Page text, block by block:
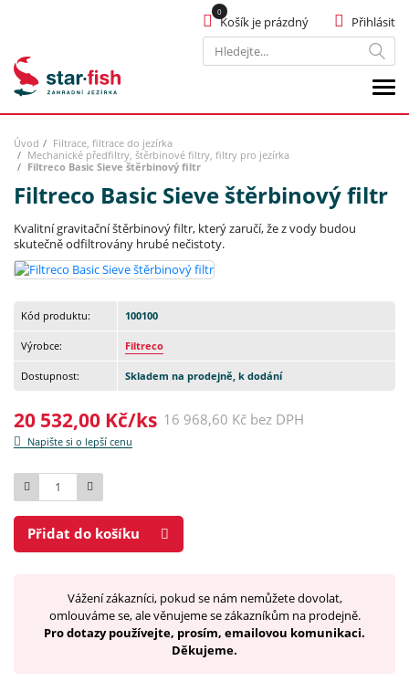
Hledat
Přihlásit
Košík je prázdný
Úvod
Filtrace, filtrace do jezírka
Mechanické předfiltry, štěrbinové filtry, filtry pro jezírka
Filtreco Basic Sieve štěrbinový filtr
Filtreco Basic Sieve štěrbinový filtr
Kvalitní gravitační štěrbinový filtr, který zaručí, že z vody budou
skutečně odfiltrovány hrubé nečistoty.
Kód produktu: 100100
Výrobce: Filtreco
Dostupnost: Skladem na prodejně, k dodání
20 532,00 Kč/ks 16 968,60 Kč bez DPH
Napište si o lepší cenu
Počet
Přidat do košíku
Vážení zákazníci, pokud se nám nemůžete dovolat,
omlouváme se, ale věnujeme se zákazníkům na prodejně.
Pro dotazy používejte, prosím, emailovou komunikaci.
Děkujeme.